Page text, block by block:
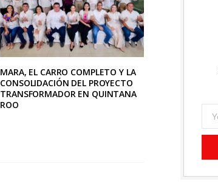
MARA, EL CARRO COMPLETO Y LA
CONSOLIDACIÓN DEL PROYECTO
TRANSFORMADOR EN QUINTANA
ROO